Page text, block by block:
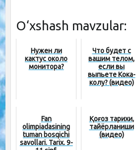
O‘xshash mavzular:
Нужен ли
кактус около
монитора?
Что будет с
вашим телом,
если вы
выпьете Кока-
колу? (видео)
Fan
olimpiadasining
tuman bosqichi
savollari. Tarix. 9-
Қоғоз тарихи,
тайёрланиши
(видео)